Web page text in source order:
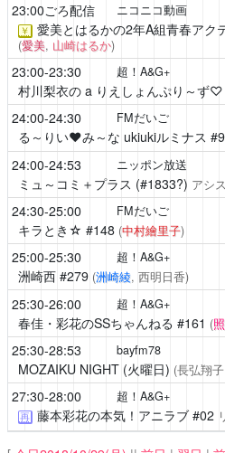
23:00ごろ配信 ニコニコ動画
￥ 愛美とはるかの2年A組青春アク
(愛美, 山崎はるか)
23:00-23:30 超！A&G+
村川梨衣の a りえしょんぷり～ず♡
24:00-24:30 FMだいご
る～りい❤️み～な ukiukiルミナス
24:00-24:53 ニッポン放送
ミュ～コミ＋プラス (#1833?) アシ
24:30-25:00 FMだいご
キラとき☆ #148 (中村繪里子)
25:00-25:30 超！A&G+
洲崎西#279 (洲崎綾, 西明日香)
25:30-26:00 超！A&G+
春佳・彩花のSSちゃんねる #161 (
25:30-28:53 bayfm78
MOZAIKU NIGHT (火曜日) (長弘翔
27:30-28:00 超！A&G+
再 藤本彩花の本気！アニラブ#02